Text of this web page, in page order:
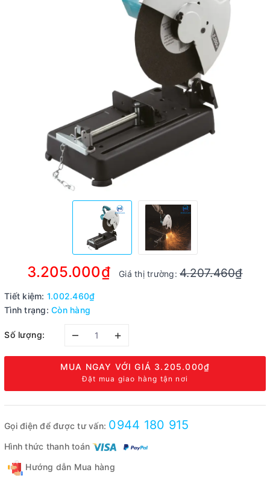
3.205.000₫ Giá thị trường:4.207.460₫
Tiết kiệm: 1.002.460₫
Tình trạng: Còn hàng
Số lượng: – +
MUA NGAY VỚI GIÁ 3.205.000₫
Đặt mua giao hàng tận nơi
Gọi điện để được tư vấn: 0944 180 915
Hình thức thanh toán
Hướng dẫn Mua hàng